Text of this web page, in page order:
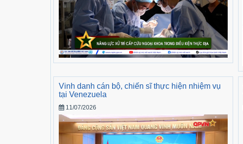
Vinh danh cán bộ, chiến sĩ thực hiện nhiệm vụ
tại Venezuela
11/07/2026